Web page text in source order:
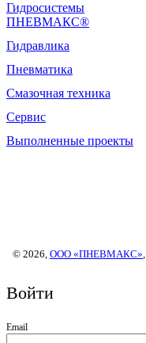
Гидросистемы
ПНЕВМАКС®
Гидравлика
Пневматика
Смазочная техника
Сервис
Выполненные проекты
© 2026, ООО «ПНЕВМАКС»,
Войти
Email